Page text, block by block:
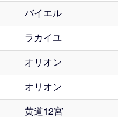
バイエル
ラカイユ
オリオン
オリオン
黄道12宮